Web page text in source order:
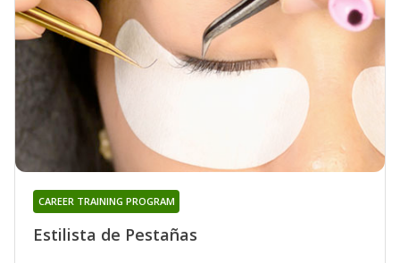
Estilista de Pestañas
CAREER TRAINING PROGRAM